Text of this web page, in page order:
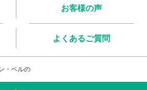
お客様の声
よくあるご質問
・ベルの